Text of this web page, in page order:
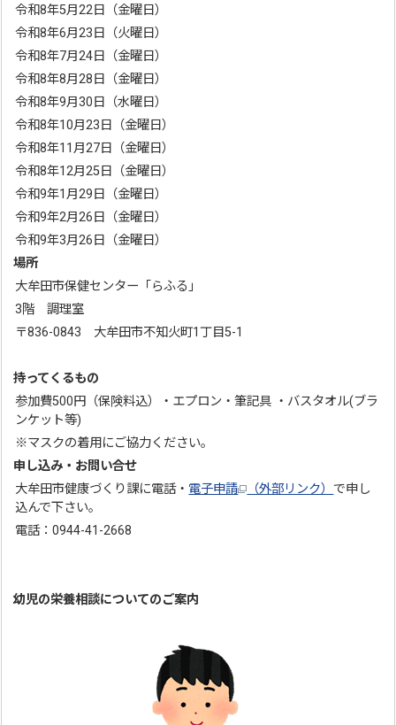
令和8年5月22日（金曜日）
令和8年6月23日（火曜日）
令和8年7月24日（金曜日）
令和8年8月28日（金曜日）
令和8年9月30日（水曜日）
令和8年10月23日（金曜日）
令和8年11月27日（金曜日）
令和8年12月25日（金曜日）
令和9年1月29日（金曜日）
令和9年2月26日（金曜日）
令和9年3月26日（金曜日）
場所
大牟田市保健センター「らふる」
3階 調理室
〒836-0843 大牟田市不知火町1丁目5-1
持ってくるもの
参加費500円（保険料込）・エプロン・筆記具 ・バスタオル(ブラ
ンケット等)
※マスクの着用にご協力ください。
申し込み・お問い合せ
大牟田市健康づくり課に電話・ 電子申請 （外部リンク）で申し
込んで下さい。
電話：0944-41-2668
幼児の栄養相談についてのご案内